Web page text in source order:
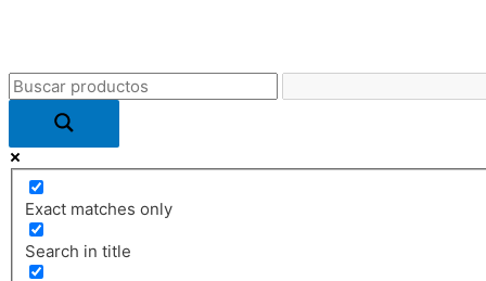
Exact matches only
Search in title